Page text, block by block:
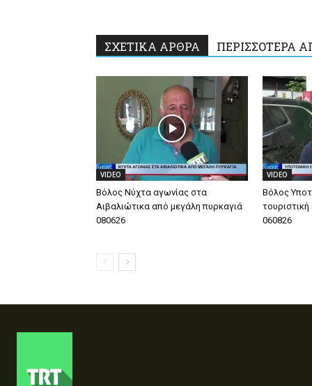
ΣΧΕΤΙΚΑ ΑΡΘΡΑ ΠΕΡΙΣΣΟΤΕΡΑ
VIDEO
Βόλος Νύχτα αγωνίας στα
Αιβαλιώτικα από μεγάλη πυρκαγιά
080626
VIDEO
Βόλος
060826